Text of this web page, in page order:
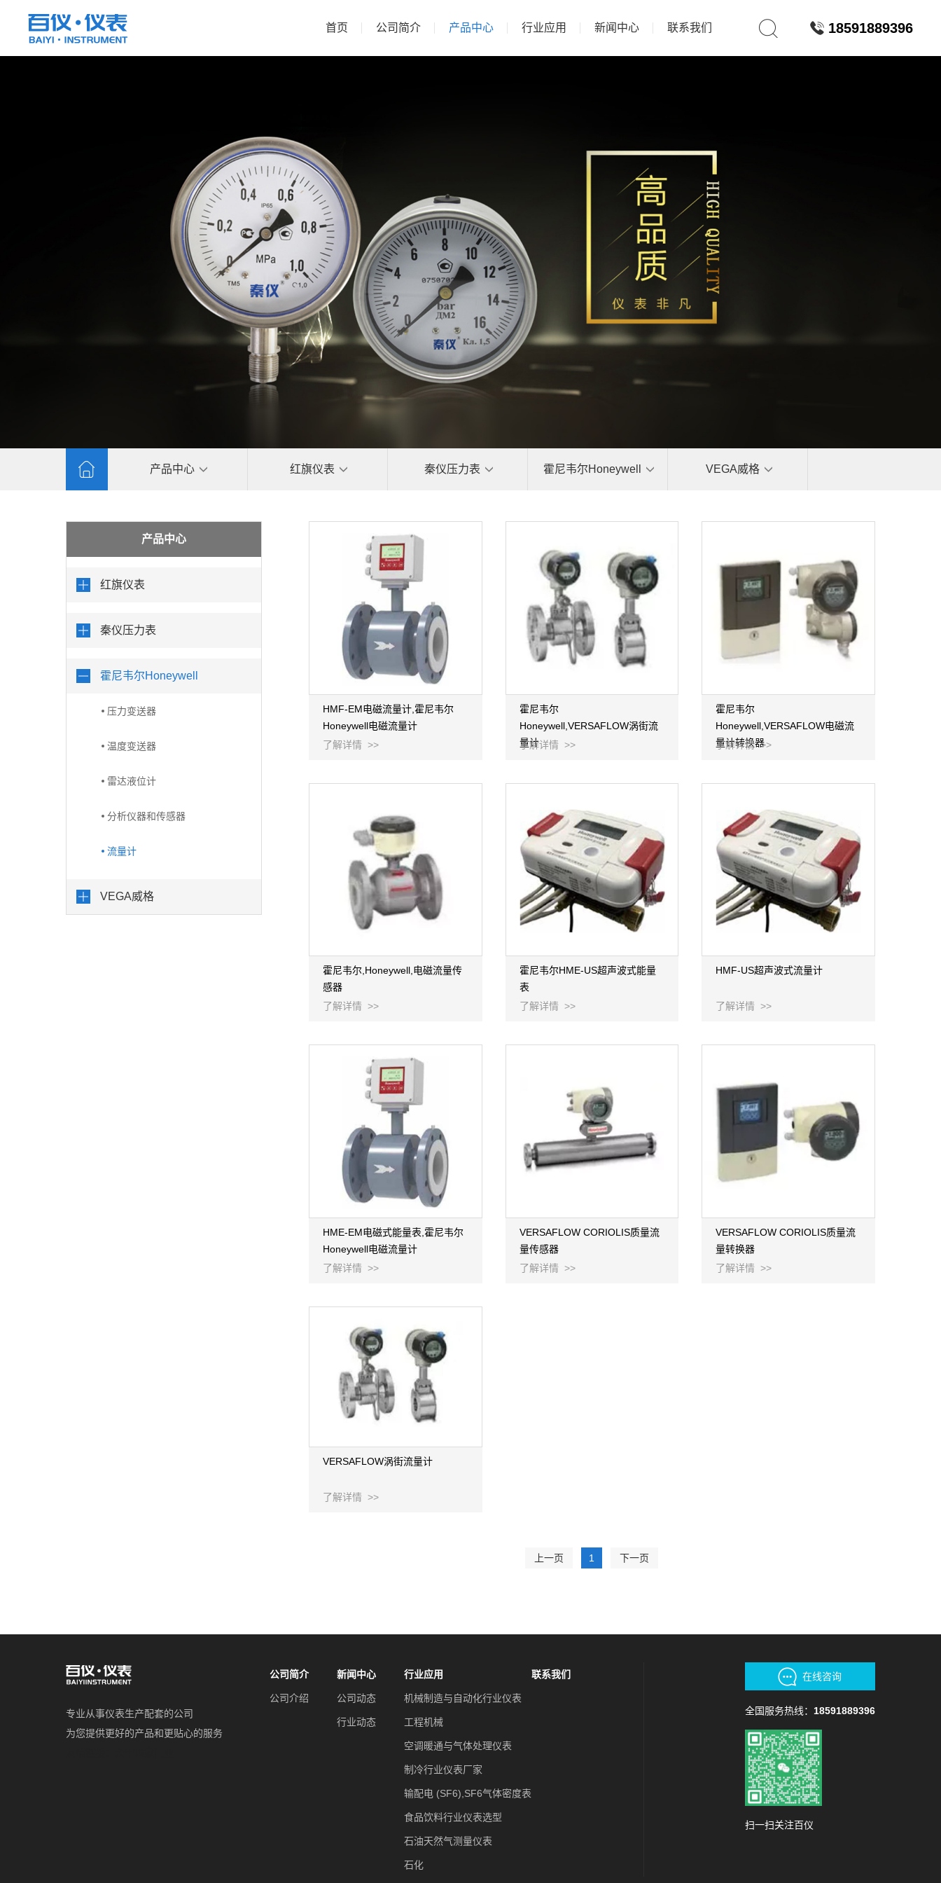
首页 公司简介 产品中心 行业应用 新闻中心 联系我们 18591889396
产品中心 红旗仪表 秦仪压力表 霍尼韦尔Honeywell VEGA威格
产品中心
红旗仪表
秦仪压力表
霍尼韦尔Honeywell
压力变送器
温度变送器
雷达液位计
分析仪器和传感器
流量计
VEGA威格
HMF-EM电磁流量计,霍尼韦尔
Honeywell电磁流量计
了解详情 >>
霍尼韦尔
Honeywell,VERSAFLOW涡街流
量计
了解详情 >>
霍尼韦尔
Honeywell,VERSAFLOW电磁流
量计转换器
了解详情 >>
霍尼韦尔,Honeywell,电磁流量传
感器
了解详情 >>
霍尼韦尔HME-US超声波式能量
表
了解详情 >>
HMF-US超声波式流量计
了解详情 >>
HME-EM电磁式能量表,霍尼韦尔
Honeywell电磁流量计
了解详情 >>
VERSAFLOW CORIOLIS质量流
量传感器
了解详情 >>
VERSAFLOW CORIOLIS质量流
量转换器
了解详情 >>
VERSAFLOW涡街流量计
了解详情 >>
上一页 1 下一页
专业从事仪表生产配套的公司
为您提供更好的产品和更贴心的服务
公司简介
公司介绍
新闻中心
公司动态
行业动态
行业应用
机械制造与自动化行业仪表
工程机械
空调暖通与气体处理仪表
制冷行业仪表厂家
输配电 (SF6),SF6气体密度表
食品饮料行业仪表选型
石油天然气测量仪表
石化
联系我们 在线咨询
全国服务热线： 18591889396
扫一扫关注百仪